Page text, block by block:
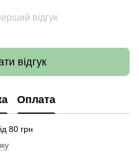
відгук
відгук
Оплата
80 грн